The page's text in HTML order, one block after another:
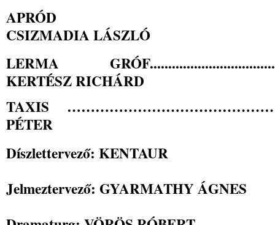
CSIZMADIA LÁSZLÓ
LERMA
KERTÉSZ RICHÁRD
TAXIS
PÉTER
Díszlettervező: KENTAUR
Jelmeztervező: GYARMATHY ÁGNES